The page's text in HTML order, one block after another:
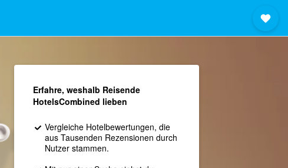
Erfahre, weshalb Reisende
HotelsCombined lieben
Vergleiche Hotelbewertungen, die
aus Tausenden Rezensionen durch
Nutzer stammen.